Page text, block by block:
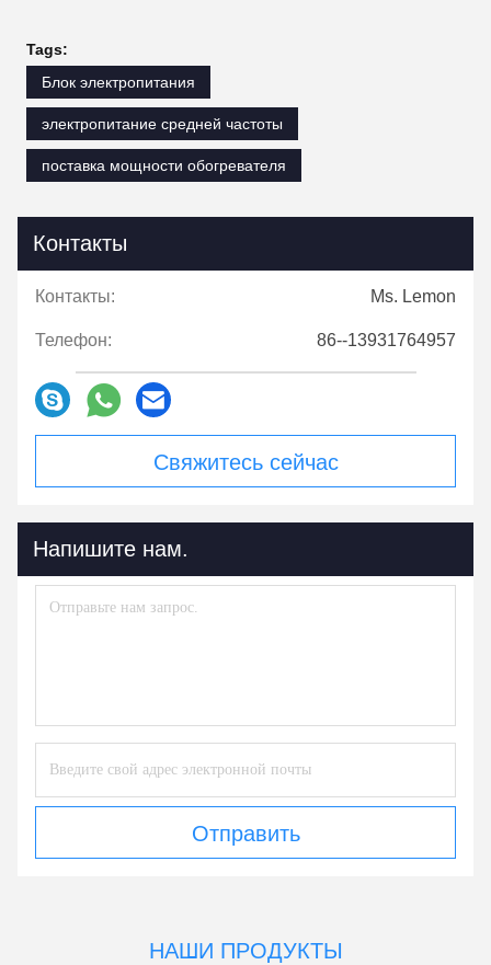
Tags:
Блок электропитания
электропитание средней частоты
поставка мощности обогревателя
Контакты
Контакты: Ms. Lemon
Телефон: 86--13931764957
Свяжитесь сейчас
Напишите нам.
Отправить
НАШИ ПРОДУКТЫ